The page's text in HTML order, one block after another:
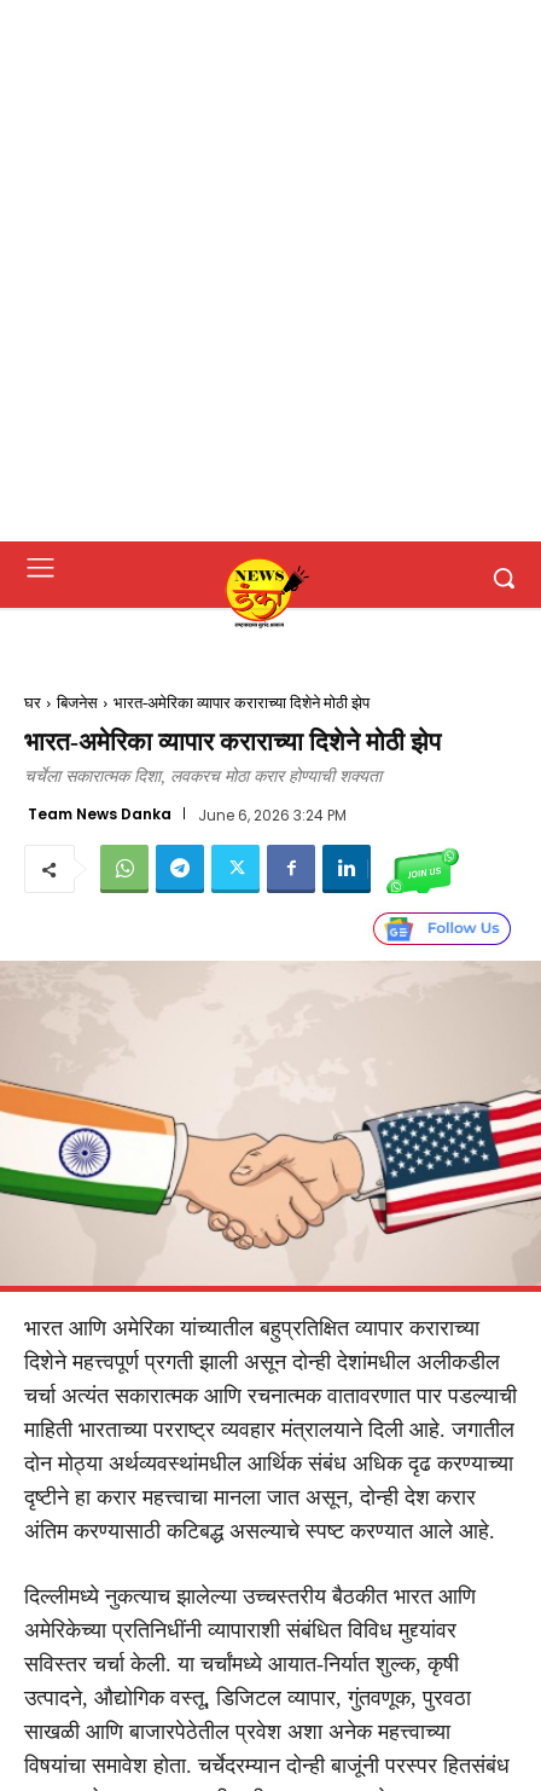
घर बिजनेस भारत-अमेरिका व्यापार कराराच्या दिशेने मोठी झेप
भारत-अमेरिका व्यापार कराराच्या दिशेने मोठी झेप
चर्चेला सकारात्मक दिशा, लवकरच मोठा करार होण्याची शक्यता
Team News Danka June 6, 2026 3:24 PM
भारत आणि अमेरिका यांच्यातील बहुप्रतिक्षित व्यापार कराराच्या
दिशेने महत्त्वपूर्ण प्रगती झाली असून दोन्ही देशांमधील अलीकडील
चर्चा अत्यंत सकारात्मक आणि रचनात्मक वातावरणात पार पडल्याची
माहिती भारताच्या परराष्ट्र व्यवहार मंत्रालयाने दिली आहे. जगातील
दोन मोठ्या अर्थव्यवस्थांमधील आर्थिक संबंध अधिक दृढ करण्याच्या
दृष्टीने हा करार महत्त्वाचा मानला जात असून, दोन्ही देश करार
अंतिम करण्यासाठी कटिबद्ध असल्याचे स्पष्ट करण्यात आले आहे.
दिल्लीमध्ये नुकत्याच झालेल्या उच्चस्तरीय बैठकीत भारत आणि
अमेरिकेच्या प्रतिनिधींनी व्यापाराशी संबंधित विविध मुद्द्यांवर
सविस्तर चर्चा केली. या चर्चांमध्ये आयात-निर्यात शुल्क, कृषी
उत्पादने, औद्योगिक वस्तू, डिजिटल व्यापार, गुंतवणूक, पुरवठा
साखळी आणि बाजारपेठेतील प्रवेश अशा अनेक महत्त्वाच्या
विषयांचा समावेश होता. चर्चेदरम्यान दोन्ही बाजूंनी परस्पर हितसंबंध